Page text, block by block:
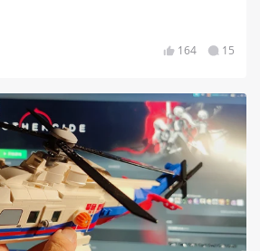
164 15